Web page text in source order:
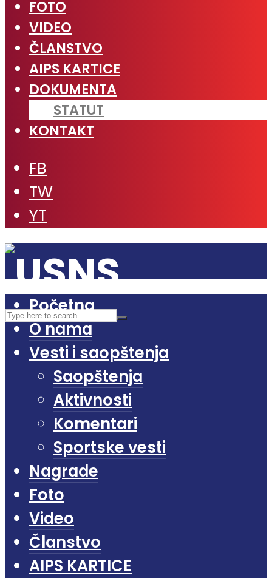
FOTO
VIDEO
ČLANSTVO
AIPS KARTICE
DOKUMENTA
STATUT
KONTAKT
FB
TW
YT
Početna
O nama
Vesti i saopštenja
Saopštenja
Aktivnosti
Komentari
Sportske vesti
Nagrade
Foto
Video
Članstvo
AIPS KARTICE